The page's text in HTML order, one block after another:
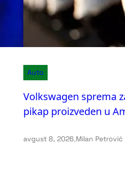
Auto
Volkswagen sprema
pikap proizveden u
avgust 8, 2026.Milan Petrović